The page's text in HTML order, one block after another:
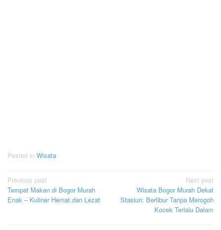
Posted in Wisata
Post
navigation
Previous post
Tempat Makan di Bogor Murah
Enak – Kuliner Hemat dan Lezat
Next post
Wisata Bogor Murah Dekat
Stasiun: Berlibur Tanpa Merogoh
Kocek Terlalu Dalam